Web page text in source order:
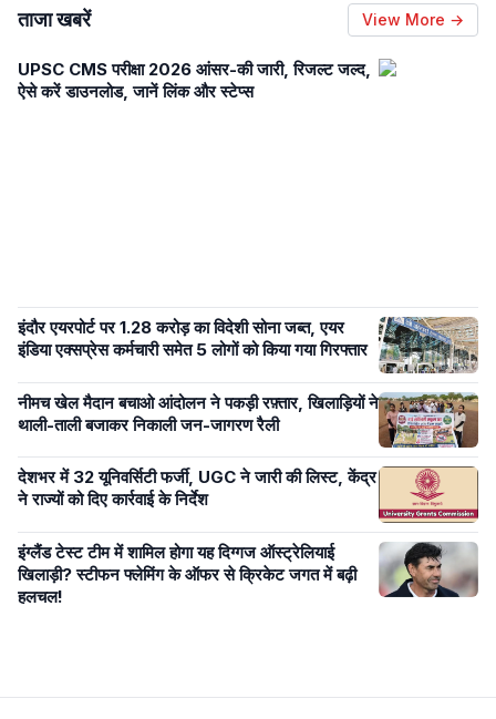
ताजा खबरें View More →
UPSC CMS परीक्षा 2026 आंसर-की जारी, रिजल्ट जल्द,
ऐसे करें डाउनलोड, जानें लिंक और स्टेप्स
इंदौर एयरपोर्ट पर 1.28 करोड़ का विदेशी सोना जब्त, एयर
इंडिया एक्सप्रेस कर्मचारी समेत 5 लोगों को किया गया गिरफ्तार
नीमच खेल मैदान बचाओ आंदोलन ने पकड़ी रफ़्तार, खिलाड़ियों ने
थाली-ताली बजाकर निकाली जन-जागरण रैली
देशभर में 32 यूनिवर्सिटी फर्जी, UGC ने जारी की लिस्ट, केंद्र
ने राज्यों को दिए कार्रवाई के निर्देश
इंग्लैंड टेस्ट टीम में शामिल होगा यह दिग्गज ऑस्ट्रेलियाई
खिलाड़ी? स्टीफन फ्लेमिंग के ऑफर से क्रिकेट जगत में बढ़ी
हलचल!